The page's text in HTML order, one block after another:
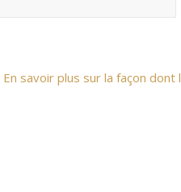
En savoir plus sur la façon